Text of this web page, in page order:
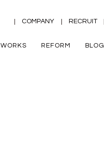
COMPANY RECRUIT
WORKS REFORM BLOG